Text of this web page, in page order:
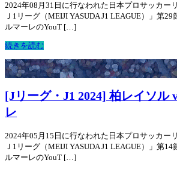
2024年08月31日に行なわれた日本プロサッカー
Ｊ1リーグ（MEIJI YASUDA J1 LEAGUE）」第
ルマーレのYouT […]
続きを読む
[Jリーグ・J1 2024] 柏レイソル
レ
2024年05月15日に行なわれた日本プロサッカー
Ｊ1リーグ（MEIJI YASUDA J1 LEAGUE）」第
ルマーレのYouT […]